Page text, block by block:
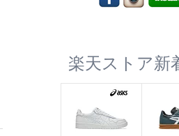
楽天ストア新